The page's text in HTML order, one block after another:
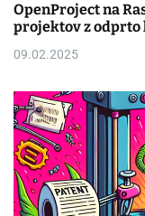
OpenProject na
projektov z odprto
09.02.2025